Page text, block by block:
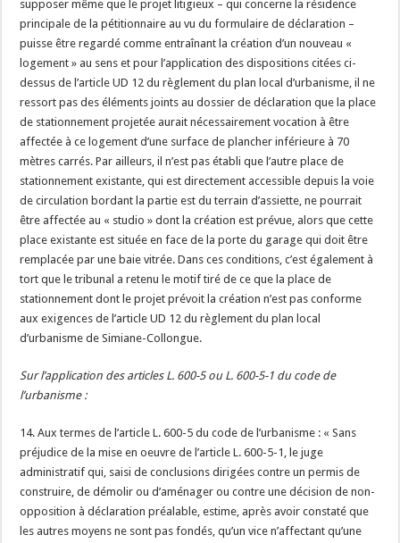
supposer même que le projet litigieux – qui concerne la résidence
principale de la pétitionnaire au vu du formulaire de déclaration –
puisse être regardé comme entraînant la création d’un nouveau «
logement » au sens et pour l’application des dispositions citées ci-
dessus de l’article UD 12 du règlement du plan local d’urbanisme, il ne
ressort pas des éléments joints au dossier de déclaration que la place
de stationnement projetée aurait nécessairement vocation à être
affectée à ce logement d’une surface de plancher inférieure à 70
mètres carrés. Par ailleurs, il n’est pas établi que l’autre place de
stationnement existante, qui est directement accessible depuis la voie
de circulation bordant la partie est du terrain d’assiette, ne pourrait
être affectée au « studio » dont la création est prévue, alors que cette
place existante est située en face de la porte du garage qui doit être
remplacée par une baie vitrée. Dans ces conditions, c’est également à
tort que le tribunal a retenu le motif tiré de ce que la place de
stationnement dont le projet prévoit la création n’est pas conforme
aux exigences de l’article UD 12 du règlement du plan local
d’urbanisme de Simiane-Collongue.
Sur l’application des articles L. 600-5 ou L. 600-5-1 du code de
l’urbanisme :
14. Aux termes de l’article L. 600-5 du code de l’urbanisme : « Sans
préjudice de la mise en oeuvre de l’article L. 600-5-1, le juge
administratif qui, saisi de conclusions dirigées contre un permis de
construire, de démolir ou d’aménager ou contre une décision de non-
opposition à déclaration préalable, estime, après avoir constaté que
les autres moyens ne sont pas fondés, qu’un vice n’affectant qu’une